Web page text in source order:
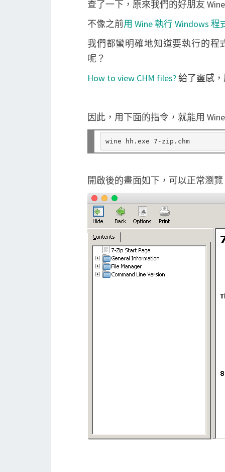
查了一下，原來我們的好朋友
不像之前用 Wine 執行 Windows 程
我們都蠻明確地知道要執行的程
呢？
How to view CHM files?給了靈感
因此，用下面的指令，就能用
wine hh.exe 7-zip.chm
開啟後的畫面如下，可以正常瀏